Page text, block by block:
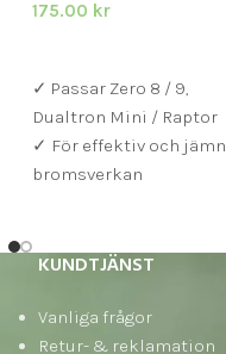
175.00 kr
✓ Passar Zero 8 / 9,
Dualtron Mini / Raptor
✓ För effektiv och jämn
bromsverkan
KUNDTJÄNST
Vanliga frågor
Retur- & reklamation